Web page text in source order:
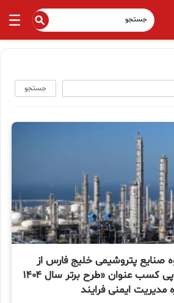
جستجو
صنایع پتروشیمی خلیج فارس از
پتروشیمی نوری در پی کسب عنوان «طرح برتر سال ۱۴۰۴
مدیریت ایمنی فرایند